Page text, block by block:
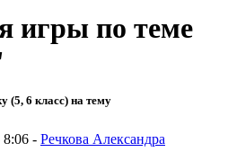
игры по теме
(5, 6 класс) на тему
- Речкова Александра